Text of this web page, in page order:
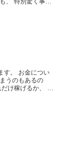
す。 お金につい
うのもあるの
け稼げるか、 っ